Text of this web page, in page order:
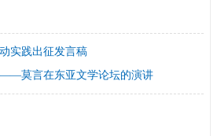
实践出征发言稿
莫言在东亚文学论坛的演讲